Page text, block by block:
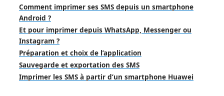
Comment imprimer ses SMS depuis un smartphone
Android ?
Et pour imprimer depuis WhatsApp, Messenger ou
Instagram ?
Préparation et choix de l’application
Sauvegarde et exportation des SMS
Imprimer les SMS à partir d’un smartphone Huawei